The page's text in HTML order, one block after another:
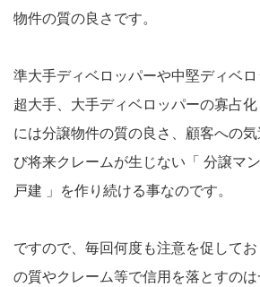
物件の質の良さです。
準大手ディベロッパーや中堅ディベロ
超大手、大手ディベロッパーの寡占
には分譲物件の質の良さ、顧客への
び将来クレームが生じない「 分譲マ
戸建 」を作り続ける事なのです。
ですので、毎回何度も注意を促して
の質やクレーム等で信用を落とすの